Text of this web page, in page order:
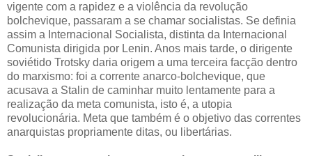
vigente com a rapidez e a violência da revolução
bolchevique, passaram a se chamar socialistas. Se definia
assim a Internacional Socialista, distinta da Internacional
Comunista dirigida por Lenin. Anos mais tarde, o dirigente
soviétido Trotsky daria origem a uma terceira facção dentro
do marxismo: foi a corrente anarco-bolchevique, que
acusava a Stalin de caminhar muito lentamente para a
realização da meta comunista, isto é, a utopia
revolucionária. Meta que também é o objetivo das correntes
anarquistas propriamente ditas, ou libertárias.